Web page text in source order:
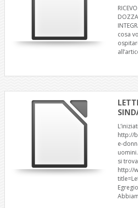
cosa
http://
e-
si
http://